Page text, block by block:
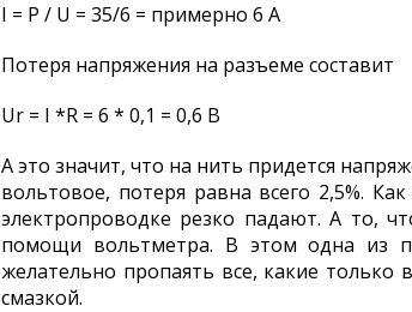
I = P / U = 35/6 = примерно 6 A
Потеря напряжения на разъеме составит
Ur = I *R = 6 * 0,1 = 0,6 В
А это значит, что на нить придется
вольтовое, потеря равна всего 2,5%.
электропроводке резко падают. А то,
помощи вольтметра. В этом одна из
желательно пропаять все, какие
смазкой.